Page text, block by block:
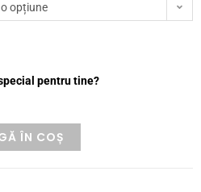
opțiune
pentru tine?
ÎN COȘ